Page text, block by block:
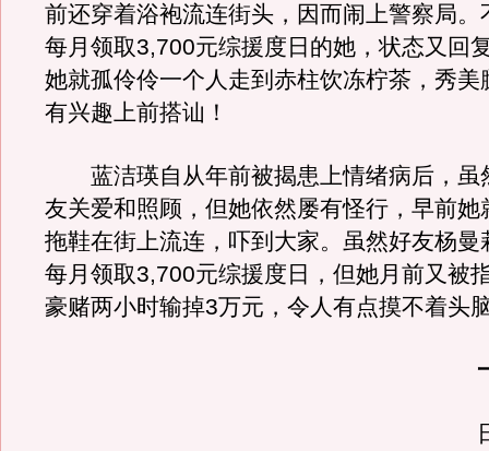
前还穿着浴袍流连街头，因而闹上警察局。
每月领取3,700元综援度日的她，状态又回
她就孤伶伶一个人走到赤柱饮冻柠茶，秀美
有兴趣上前搭讪！
蓝洁瑛自从年前被揭患上情绪病后，虽
友关爱和照顾，但她依然屡有怪行，早前她
拖鞋在街上流连，吓到大家。虽然好友杨曼
每月领取3,700元综援度日，但她月前又被
豪赌两小时输掉3万元，令人有点摸不着头
一
日